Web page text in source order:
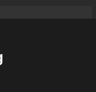
August